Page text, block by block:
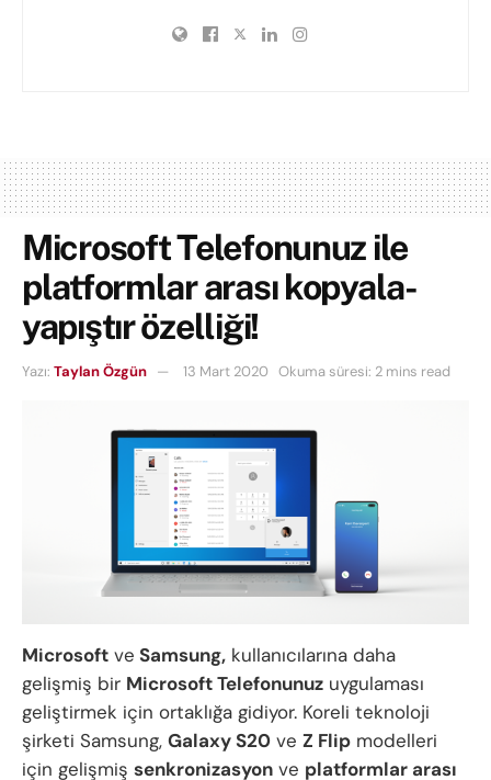
Microsoft Telefonunuz ile
platformlar arası kopyala-
yapıştır özelliği!
Yazı: Taylan Özgün 13 Mart 2020 Okuma süresi: 2 mins read
Microsoft ve Samsung, kullanıcılarına daha
gelişmiş bir Microsoft Telefonunuz uygulaması
geliştirmek için ortaklığa gidiyor. Koreli teknoloji
şirketi Samsung, Galaxy S20 ve Z Flip modelleri
için gelişmiş senkronizasyon ve platformlar arası